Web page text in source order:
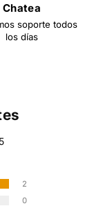
Chatea
soporte todos
los días
2
0